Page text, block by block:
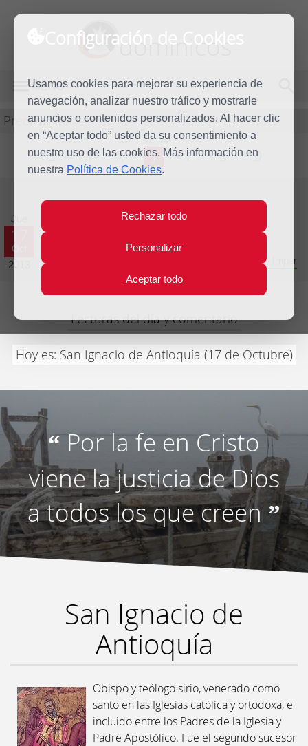
Configuración de Cookies
Usamos cookies para mejorar su experiencia de
navegación, analizar nuestro tráfico y mostrarle
anuncios o contenidos personalizados. Al hacer clic
en “Aceptar todo” usted da su consentimiento a
nuestro uso de las cookies. Más información en
nuestra Política de Cookies.
Rechazar todo
Personalizar
Aceptar todo
dominicos
MENÚ
Predicación
L M X J V S D
Jue
17
Oct
2013
Evangelio del día
Vigésimo octava semana del Tiempo Ordinario - Año Impar
Lecturas del día y comentario
Hoy es: San Ignacio de Antioquía (17 de Octubre)
“ Por la fe en Cristo
viene la justicia de Dios
a todos los que creen”
San Ignacio de
Antioquía
Obispo y teólogo sirio, venerado como
santo en las Iglesias católica y ortodoxa, e
incluido entre los Padres de la Iglesia y
Padre Apostólico. Fue el segundo sucesor